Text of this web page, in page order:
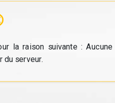
la raison suivante : Aucune
du serveur.